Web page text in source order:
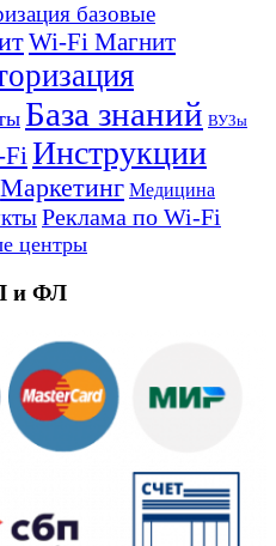
базовые
Wi-Fi Магнит
База знаний ВУЗы
FiИнструкции
Маркетинг Медицина
Реклама по Wi-Fi
центры
и ФЛ